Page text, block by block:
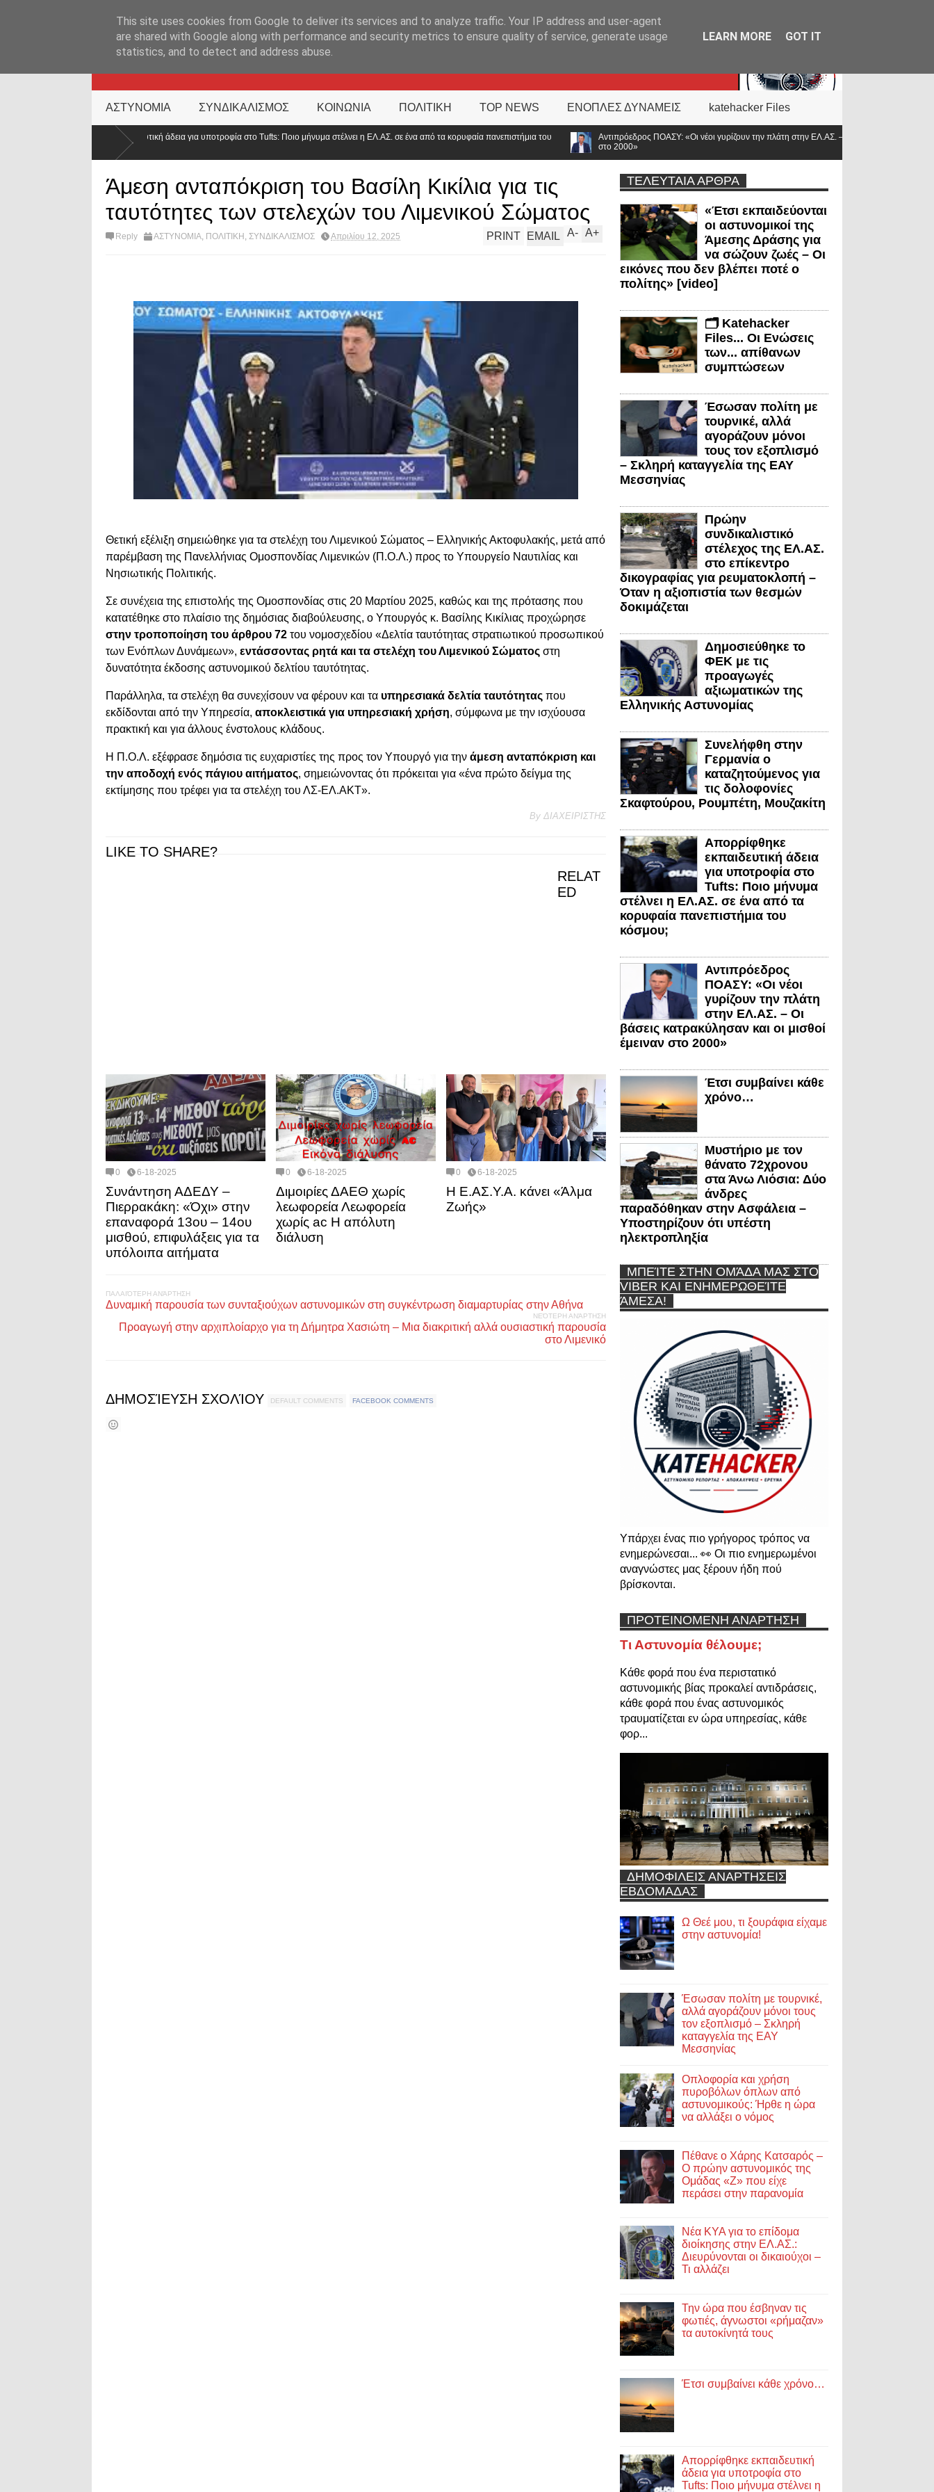
KATEHACKER
ΑΣΤΥΝΟΜΙΑ ΣΥΝΔΙΚΑΛΙΣΜΟΣ ΚΟΙΝΩΝΙΑ ΠΟΛΙΤΙΚΗ TOP NEWS ΕΝΟΠΛΕΣ ΔΥΝΑΜΕΙΣ katehacker Files
εκπαιδευτική άδεια για υποτροφία στο Tufts: Ποιο μήνυμα στέλνει η ΕΛ.ΑΣ. σε ένα από τα κορυφαία πανεπιστήμια του
Αντιπρόεδρος ΠΟΑΣΥ: «Οι νέοι γυρίζουν την πλάτη στην ΕΛ.ΑΣ. – Οι βάσεις κατρακύλησαν και οι μισθοί έμειναν
Άμεση ανταπόκριση του Βασίλη Κικίλια για τις
ταυτότητες των στελεχών του Λιμενικού Σώματος
Reply ΑΣΤΥΝΟΜΙΑ, ΠΟΛΙΤΙΚΗ , ΣΥΝΔΙΚΑΛΙΣΜΟΣ Απριλίου 12, 2025 A+
A-
PRINT EMAIL
Θετική εξέλιξη σημειώθηκε για τα στελέχη του Λιμενικού Σώματος – Ελληνικής Ακτοφυλακής, μετά από
παρέμβαση της Πανελλήνιας Ομοσπονδίας Λιμενικών (Π.Ο.Λ.) προς το Υπουργείο Ναυτιλίας και
Νησιωτικής Πολιτικής.
Σε συνέχεια της επιστολής της Ομοσπονδίας στις 20 Μαρτίου 2025, καθώς και της πρότασης που
κατατέθηκε στο πλαίσιο της δημόσιας διαβούλευσης, ο Υπουργός κ. Βασίλης Κικίλιας προχώρησε
στην τροποποίηση του άρθρου 72 του νομοσχεδίου «Δελτία ταυτότητας στρατιωτικού προσωπικού
των Ενόπλων Δυνάμεων», εντάσσοντας ρητά και τα στελέχη του Λιμενικού Σώματος στη
δυνατότητα έκδοσης αστυνομικού δελτίου ταυτότητας.
Παράλληλα, τα στελέχη θα συνεχίσουν να φέρουν και τα υπηρεσιακά δελτία ταυτότητας που
εκδίδονται από την Υπηρεσία, αποκλειστικά για υπηρεσιακή χρήση, σύμφωνα με την ισχύουσα
πρακτική και για άλλους ένστολους κλάδους.
Η Π.Ο.Λ. εξέφρασε δημόσια τις ευχαριστίες της προς τον Υπουργό για την άμεση ανταπόκριση και
την αποδοχή ενός πάγιου αιτήματος, σημειώνοντας ότι πρόκειται για «ένα πρώτο δείγμα της
εκτίμησης που τρέφει για τα στελέχη του ΛΣ-ΕΛ.ΑΚΤ».
By ΔΙΑΧΕΙΡΙΣΤΗΣ
LIKE TO SHARE?
RELAT
ED
0 6-18-2025
Συνάντηση ΑΔΕΔΥ –
Πιερρακάκη: «Όχι» στην
επαναφορά 13ου – 14ου
μισθού, επιφυλάξεις για τα
υπόλοιπα αιτήματα
0 6-18-2025
Διμοιρίες ΔΑΕΘ χωρίς
λεωφορεία Λεωφορεία
χωρίς ac Η απόλυτη
διάλυση
0 6-18-2025
Η Ε.ΑΣ.Υ.Α. κάνει «Άλμα
Ζωής»
ΠΑΛΑΙΌΤΕΡΗ ΑΝΆΡΤΗΣΗ
Δυναμική παρουσία των συνταξιούχων αστυνομικών στη συγκέντρωση διαμαρτυρίας στην Αθήνα
ΝΕΌΤΕΡΗ ΑΝΆΡΤΗΣΗ
Προαγωγή στην αρχιπλοίαρχο για τη Δήμητρα Χασιώτη – Μια διακριτική αλλά ουσιαστική παρουσία
στο Λιμενικό
ΔΗΜΟΣΊΕΥΣΗ ΣΧΟΛΊΟΥ DEFAULT COMMENTS FACEBOOK COMMENTS
ΤΕΛΕΥΤΑΙΑ ΑΡΘΡΑ
«Έτσι εκπαιδεύονται
οι αστυνομικοί της
Άμεσης Δράσης για
να σώζουν ζωές – Οι
εικόνες που δεν βλέπει ποτέ ο
πολίτης» [video]
🗂️ Katehacker
Files... Οι Ενώσεις
των... απίθανων
συμπτώσεων
Έσωσαν πολίτη με
τουρνικέ, αλλά
αγοράζουν μόνοι
τους τον εξοπλισμό
– Σκληρή καταγγελία της ΕΑΥ
Μεσσηνίας
Πρώην
συνδικαλιστικό
στέλεχος της ΕΛ.ΑΣ.
στο επίκεντρο
δικογραφίας για ρευματοκλοπή –
Όταν η αξιοπιστία των θεσμών
δοκιμάζεται
Δημοσιεύθηκε το
ΦΕΚ με τις
προαγωγές
αξιωματικών της
Ελληνικής Αστυνομίας
Συνελήφθη στην
Γερμανία ο
καταζητούμενος για
τις δολοφονίες
Σκαφτούρου, Ρουμπέτη, Μουζακίτη
Απορρίφθηκε
εκπαιδευτική άδεια
για υποτροφία στο
Tufts: Ποιο μήνυμα
στέλνει η ΕΛ.ΑΣ. σε ένα από τα
κορυφαία πανεπιστήμια του
κόσμου;
Αντιπρόεδρος
ΠΟΑΣΥ: «Οι νέοι
γυρίζουν την πλάτη
στην ΕΛ.ΑΣ. – Οι
βάσεις κατρακύλησαν και οι μισθοί
έμειναν στο 2000»
Έτσι συμβαίνει κάθε
χρόνο…
Μυστήριο με τον
θάνατο 72χρονου
στα Άνω Λιόσια: Δύο
άνδρες
παραδόθηκαν στην Ασφάλεια –
Υποστηρίζουν ότι υπέστη
ηλεκτροπληξία
ΜΠΕΊΤΕ ΣΤΗΝ ΟΜΆΔΑ ΜΑΣ ΣΤΟ
VIBER ΚΑΙ ΕΝΗΜΕΡΩΘΕΊΤΕ
ΆΜΕΣΑ!
Υπάρχει ένας πιο γρήγορος τρόπος να
ενημερώνεσαι... 👀 Οι πιο ενημερωμένοι
αναγνώστες μας ξέρουν ήδη πού
βρίσκονται.
ΠΡΟΤΕΙΝΟΜΕΝΗ ΑΝΑΡΤΗΣΗ
Τι Αστυνομία θέλουμε;
Κάθε φορά που ένα περιστατικό
αστυνομικής βίας προκαλεί αντιδράσεις,
κάθε φορά που ένας αστυνομικός
τραυματίζεται εν ώρα υπηρεσίας, κάθε
φορ...
ΔΗΜΟΦΙΛΕΙΣ ΑΝΑΡΤΗΣΕΙΣ
ΕΒΔΟΜΑΔΑΣ
Ω Θεέ μου, τι ξουράφια είχαμε
στην αστυνομία!
Έσωσαν πολίτη με τουρνικέ,
αλλά αγοράζουν μόνοι τους
τον εξοπλισμό – Σκληρή
καταγγελία της ΕΑΥ
Μεσσηνίας
Οπλοφορία και χρήση
πυροβόλων όπλων από
αστυνομικούς: Ήρθε η ώρα
να αλλάξει ο νόμος
Πέθανε ο Χάρης Κατσαρός –
Ο πρώην αστυνομικός της
Ομάδας «Ζ» που είχε
περάσει στην παρανομία
Νέα ΚΥΑ για το επίδομα
διοίκησης στην ΕΛ.ΑΣ.:
Διευρύνονται οι δικαιούχοι –
Τι αλλάζει
Την ώρα που έσβηναν τις
φωτιές, άγνωστοι «ρήμαζαν»
τα αυτοκίνητά τους
Έτσι συμβαίνει κάθε χρόνο…
Απορρίφθηκε εκπαιδευτική
άδεια για υποτροφία στο
Tufts: Ποιο μήνυμα στέλνει η
This site uses cookies from Google to deliver its services and to analyze traffic. Your IP address and user-agent
are shared with Google along with performance and security metrics to ensure quality of service, generate usage
statistics, and to detect and address abuse.
LEARN MORE GOT IT